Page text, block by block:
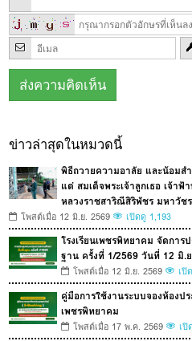
ข่าวล่าสุดในหมวดนี้
พิธีถวายความอาลัย และน้อม
แด่ สมเด็จพระเจ้าลูกเธอ เจ้า
หลวงราชสาริณีสิริพัชร มหาวัช
โพสต์เมื่อ 12 มิ.ย. 2569 เปิดดู 1,193
โรงเรียนเพชรพิทยาคม จัดกา
ฐาน ครั้งที่ 1/2569 วันที่ 12 มิ.
โพสต์เมื่อ 12 มิ.ย. 2569 เปิ
คู่มือการใช้งานระบบจองห้องป
เพชรพิทยาคม
โพสต์เมื่อ 17 พ.ค. 2569 เปิ